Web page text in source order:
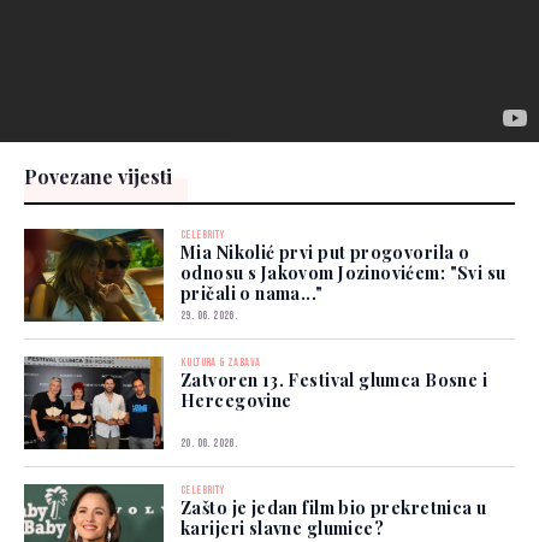
Povezane vijesti
CELEBRITY
Mia Nikolić prvi put progovorila o
odnosu s Jakovom Jozinovićem: "Svi su
pričali o nama..."
29. 06. 2026.
KULTURA & ZABAVA
Zatvoren 13. Festival glumca Bosne i
Hercegovine
20. 06. 2026.
CELEBRITY
Zašto je jedan film bio prekretnica u
karijeri slavne glumice?